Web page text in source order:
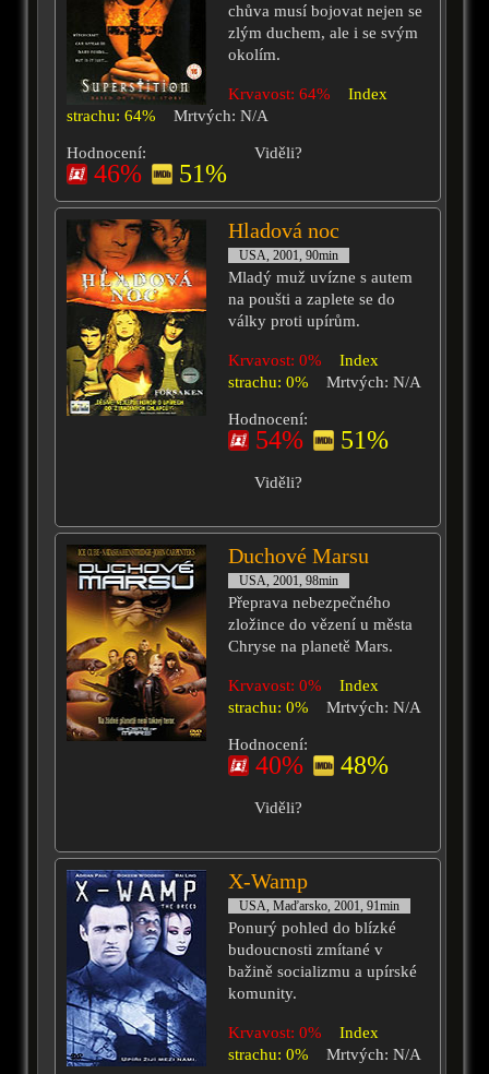
chůva musí bojovat nejen se
zlým duchem, ale i se svým
okolím.
Krvavost: 64%
Index
strachu: 64%
Mrtvých: N/A
Hodnocení:
46% 51%
Viděli?
Hladová noc
USA, 2001, 90min
Mladý muž uvízne s autem
na poušti a zaplete se do
války proti upírům.
Krvavost: 0%
Index
strachu: 0%
Mrtvých: N/A
Hodnocení:
54% 51%
Viděli?
Duchové Marsu
USA, 2001, 98min
Přeprava nebezpečného
zložince do vězení u města
Chryse na planetě Mars.
Krvavost: 0%
Index
strachu: 0%
Mrtvých: N/A
Hodnocení:
40% 48%
Viděli?
X-Wamp
USA, Maďarsko, 2001, 91min
Ponurý pohled do blízké
budoucnosti zmítané v
bažině socializmu a upírské
komunity.
Krvavost: 0%
Index
strachu: 0%
Mrtvých: N/A